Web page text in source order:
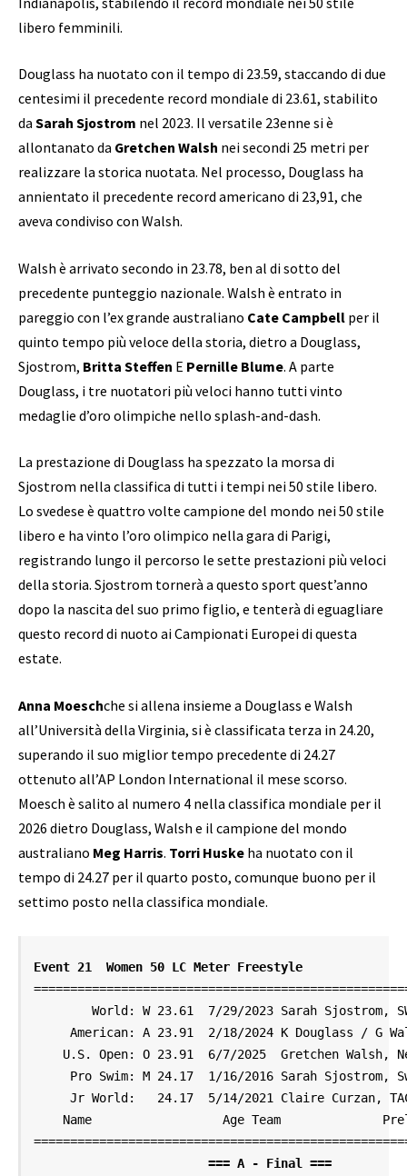
libero femminili.
Douglass ha nuotato con il tempo di 23.59, staccando di due
centesimi il precedente record mondiale di 23.61, stabilito
da Sarah Sjostrom nel 2023. Il versatile 23enne si è
allontanato da Gretchen Walsh nei secondi 25 metri per
realizzare la storica nuotata. Nel processo, Douglass ha
annientato il precedente record americano di 23,91, che
aveva condiviso con Walsh.
Walsh è arrivato secondo in 23.78, ben al di sotto del
precedente punteggio nazionale. Walsh è entrato in
pareggio con l’ex grande australiano Cate Campbell per il
quinto tempo più veloce della storia, dietro a Douglass,
Sjostrom, Britta Steffen E Pernille Blume. A parte
Douglass, i tre nuotatori più veloci hanno tutti vinto
medaglie d’oro olimpiche nello splash-and-dash.
La prestazione di Douglass ha spezzato la morsa di
Sjostrom nella classifica di tutti i tempi nei 50 stile libero.
Lo svedese è quattro volte campione del mondo nei 50 stile
libero e ha vinto l’oro olimpico nella gara di Parigi,
registrando lungo il percorso le sette prestazioni più veloci
della storia. Sjostrom tornerà a questo sport quest’anno
dopo la nascita del suo primo figlio, e tenterà di eguagliare
questo record di nuoto ai Campionati Europei di questa
estate.
Anna Moeschche si allena insieme a Douglass e Walsh
all’Università della Virginia, si è classificata terza in 24.20,
superando il suo miglior tempo precedente di 24.27
ottenuto all’AP London International il mese scorso.
Moesch è salito al numero 4 nella classifica mondiale per il
2026 dietro Douglass, Walsh e il campione del mondo
australiano Meg Harris. Torri Huske ha nuotato con il
tempo di 24.27 per il quarto posto, comunque buono per il
settimo posto nella classifica mondiale.
Event 21  Women 50 LC Meter Freestyle
World: W 23.61  7/29/2023 Sarah Sjostrom,
American: A 23.91  2/18/2024 K Douglass / G
U.S. Open: O 23.91  6/7/2025  Gretchen Walsh,
Pro Swim: M 24.17  1/16/2016 Sarah Sjostrom,
Jr World:   24.17  5/14/2021 Claire Curzan,
Name                  Age Team
=== A -